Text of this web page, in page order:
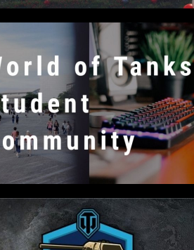
ァイターリーグ 2022」最終節を終え
て吐露したいこと【ストーム久保のプ
ロ格闘ゲーマーのゲンバから！ 第48
回】
格ゲーおじさんに告ぐ！「CAPCOM
CUP IX」で活躍した若手の強さは
「若さ」だけじゃないから説明しま
す！【ストーム久保のプロ格闘ゲーマ
ーのゲンバから！ 第50回】